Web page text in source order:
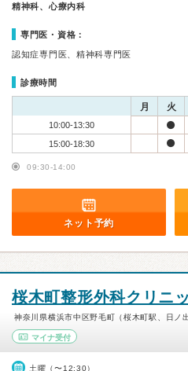
精神科、心療内科
専門医・資格：
認知症専門医、精神科専門医
診療時間
月 火
10:00-13:30
15:00-18:30
09:30-14:00
ネット予約
桜木町整形外科クリニ
神奈川県横浜市中区野毛町（桜木町駅、日ノ
マイナ受付
土曜（〜12:30）